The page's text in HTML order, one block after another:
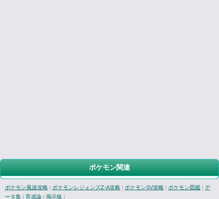
ポケモン関連
ポケモン風波攻略 | ポケモンレジェンズZ-A攻略 | ポケモンSV攻略 | ポケモン図鑑 | デ
ータ集 | 育成論 | 掲示板 |